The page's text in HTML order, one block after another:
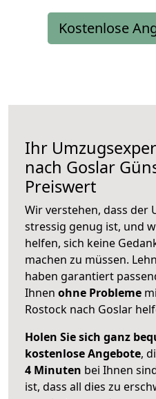
Kostenlose
Ihr
nach Goslar
Preiswert
Wir verstehen, dass der
stressig genug ist, und
helfen, sich keine
machen zu müssen.
haben garantiert
Ihnen ohne Probleme
Rostock nach Goslar
Holen Sie sich ganz
kostenlose Angebote,
4 Minuten bei Ihnen
ist, dass all dies zu